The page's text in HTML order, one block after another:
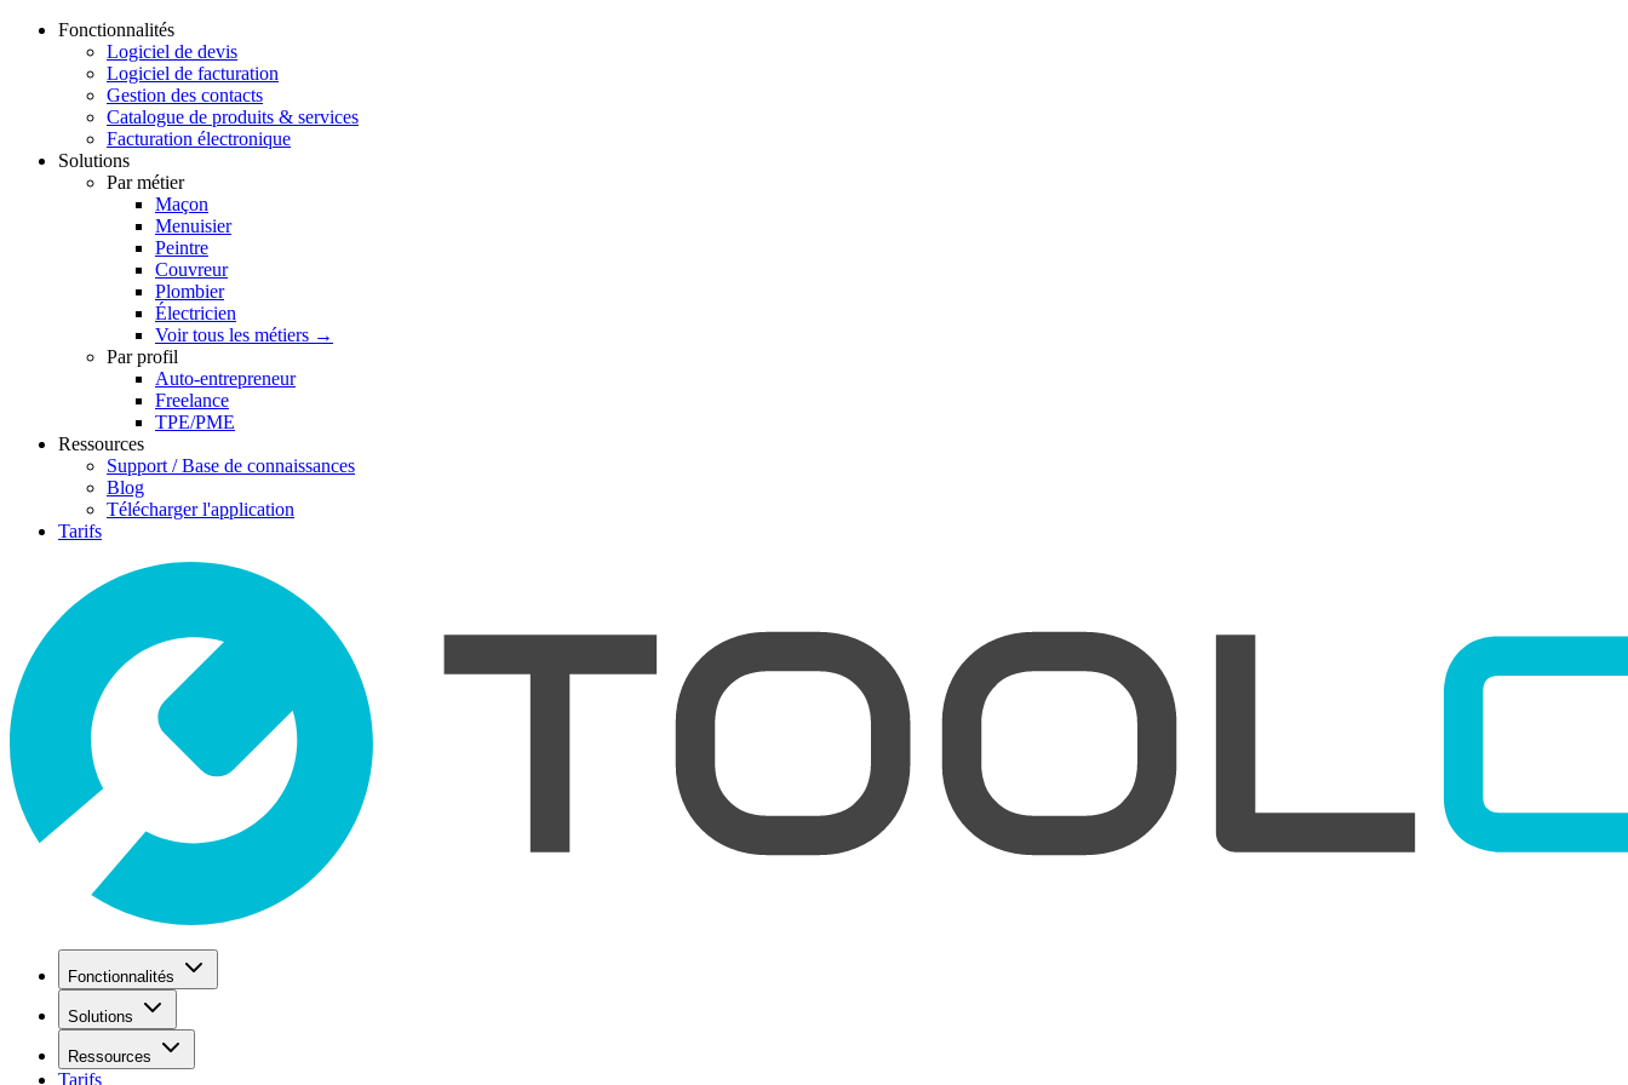
Fonctionnalités
Logiciel de devis
Logiciel de facturation
Gestion des contacts
Catalogue de produits & services
Facturation électronique
Solutions
Par métier
Maçon
Menuisier
Peintre
Couvreur
Plombier
Électricien
Voir tous les métiers →
Par profil
Auto-entrepreneur
Freelance
TPE/PME
Ressources
Support / Base de connaissances
Blog
Télécharger l'application
Tarifs
Fonctionnalités
Solutions
Ressources
Tarifs